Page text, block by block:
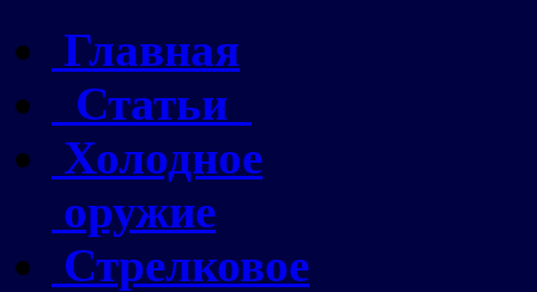
Главная
Статьи
Холодное
оружие
Стрелковое